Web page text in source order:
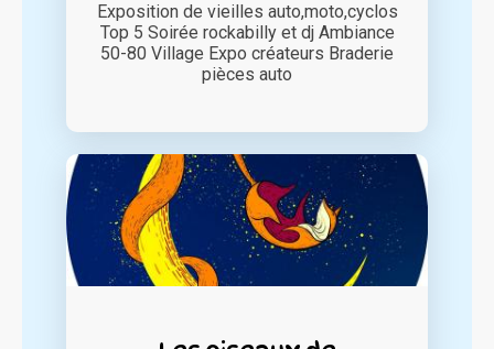
Exposition de vieilles auto,moto,cyclos
Top 5 Soirée rockabilly et dj Ambiance
50-80 Village Expo créateurs Braderie
pièces auto